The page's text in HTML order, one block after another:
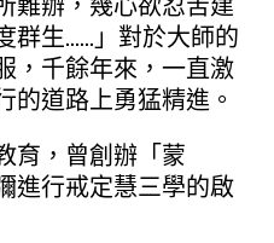
難辦，幾心欲忍苦建
群生……」對於大師的
，千餘年來，一直激
的道路上勇猛精進。
育，曾創辦「蒙
進行戒定慧三學的啟